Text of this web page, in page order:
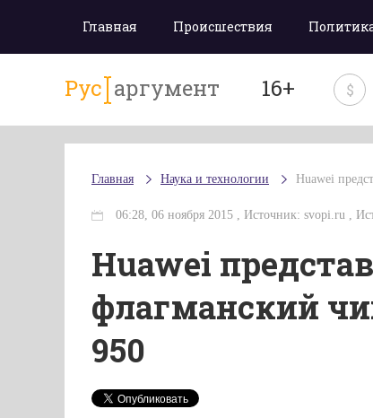
Главная Происшествия
Рус аргумент 16+ $
Главная Наука и технологии Huawei
06:28, 06 ноября 2015 , Источник: svopi.ru ,
Huawei
флагманский
950